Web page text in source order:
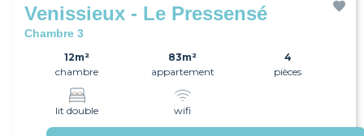
Venissieux - Le Pressensé
Chambre 3
12m²
chambre
83m²
appartement
4
pièces
lit double wifi